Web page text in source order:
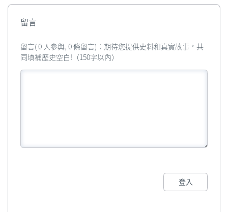
留言
留言( 0 人參與, 0 條留言)：期待您提供史料和真實故事，共
同填補歷史空白!（150字以內）
登入